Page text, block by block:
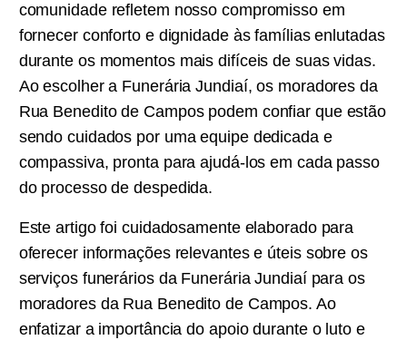
comunidade refletem nosso compromisso em
fornecer conforto e dignidade às famílias enlutadas
durante os momentos mais difíceis de suas vidas.
Ao escolher a Funerária Jundiaí, os moradores da
Rua Benedito de Campos podem confiar que estão
sendo cuidados por uma equipe dedicada e
compassiva, pronta para ajudá-los em cada passo
do processo de despedida.
Este artigo foi cuidadosamente elaborado para
oferecer informações relevantes e úteis sobre os
serviços funerários da Funerária Jundiaí para os
moradores da Rua Benedito de Campos. Ao
enfatizar a importância do apoio durante o luto e